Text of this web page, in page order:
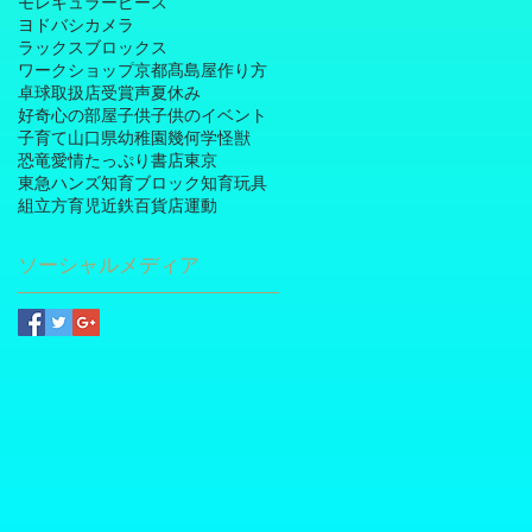
ヨドバシカメラ
ラックスブロックス
ワークショップ京都髙島屋作り方
卓球取扱店受賞声夏休み
好奇心の部屋子供子供のイベント
子育て山口県幼稚園幾何学怪獣
恐竜愛情たっぷり書店東京
東急ハンズ知育ブロック知育玩具
組立方育児近鉄百貨店運動
ソーシャルメディア